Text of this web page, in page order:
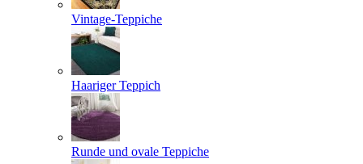
Vintage-Teppiche
Haariger Teppich
Runde und ovale Teppiche